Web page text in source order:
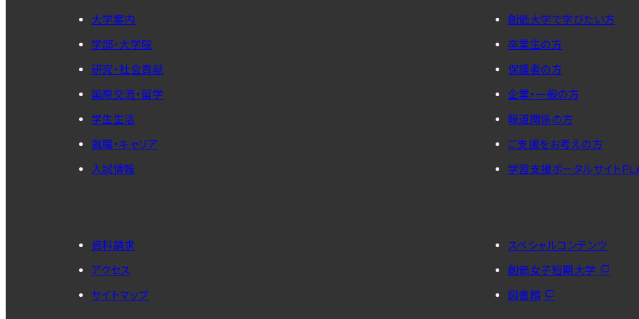
大学案内
学部・大学院
研究・社会貢献
国際交流・留学
学生生活
就職・キャリア
入試情報
創価大学で学びたい方
卒業生の方
保護者の方
企業・一般の方
報道関係の方
ご支援をお考えの方
学習支援ポータルサイト
資料請求
アクセス
サイトマップ
スペシャルコンテンツ
創価女子短期大学
図書館